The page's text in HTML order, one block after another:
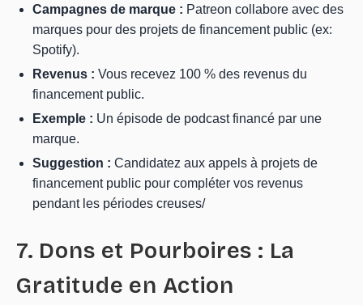
Campagnes de marque : Patreon collabore avec des
marques pour des projets de financement public (ex:
Spotify).
Revenus : Vous recevez 100 % des revenus du
financement public.
Exemple : Un épisode de podcast financé par une
marque.
Suggestion : Candidatez aux appels à projets de
financement public pour compléter vos revenus
pendant les périodes creuses/
7. Dons et Pourboires : La
Gratitude en Action